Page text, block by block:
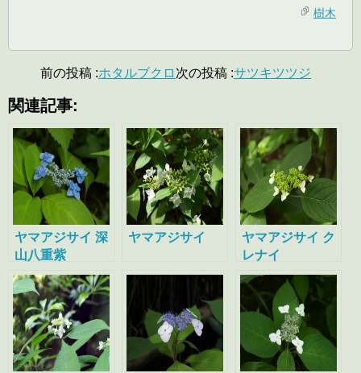
樹木
前の投稿 :ホタルブクロ 次の投稿 :サツキツツジ
関連記事:
ヤマアジサイ 深
山八重紫
ヤマアジサイ
ヤマアジサイ ク
レナイ